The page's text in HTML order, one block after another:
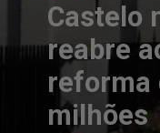
Castelo
reabre
reforma
milhões